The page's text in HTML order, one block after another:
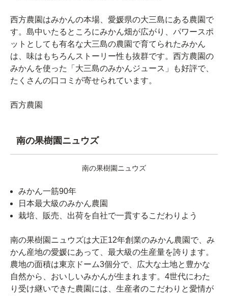
西方農園はみかんの本場、愛媛県の大三島にある農園で
す。島中いたるところにみかん畑が広がり、パワースポ
ットとしても有名な大三島の農園で育てられたみかん
は、味はもちろんストーリー性も抜群です。西方農園の
みかんを使った「大三島のみかんジュース」も好評で、
たくさんの口コミが寄せられています。
西方農園
南の果樹園ニュウズ
南の果樹園ニュウズ
みかん一筋90年
日本最大級のみかん農園
栽培、販売、出荷を自社で一貫するこだわりよう
南の果樹園ニュウズは大正12年創業のみかん農園で、み
かん産地の愛媛にあって、最大級の生産量を誇ります。
農地の面積は東京ドーム3個分で、広大な土地と豊かな
自然から、おいしいみかんが生まれます。4世代にわた
り受け継いできた農園には、生産者のこだわりと愛情が